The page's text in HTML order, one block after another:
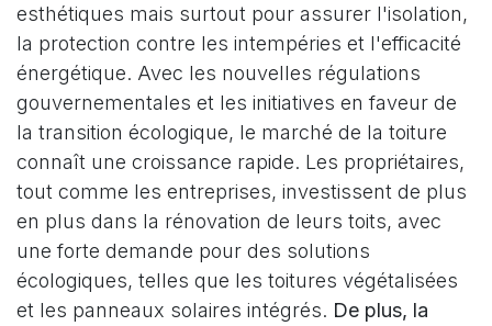
esthétiques mais surtout pour assurer l'isolation,
la protection contre les intempéries et l'efficacité
énergétique. Avec les nouvelles régulations
gouvernementales et les initiatives en faveur de
la transition écologique, le marché de la toiture
connaît une croissance rapide. Les propriétaires,
tout comme les entreprises, investissent de plus
en plus dans la rénovation de leurs toits, avec
une forte demande pour des solutions
écologiques, telles que les toitures végétalisées
et les panneaux solaires intégrés. De plus, la